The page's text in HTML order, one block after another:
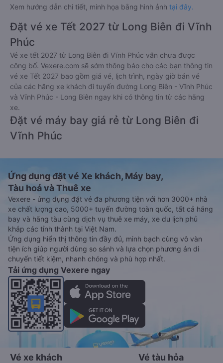
Xem hướng dẫn chi tiết, minh họa bằng hình ảnh tại đây.
Đặt vé xe Tết 2027 từ Long Biên đi Vĩnh
Phúc
Vé xe tết 2027 từ Long Biên đi Vĩnh Phúc vẫn chưa được
công bố. Vexere.com sẽ sớm thông báo cho các bạn thông tin
vé xe Tết 2027 bao gồm giá vé, lịch trình, ngày giờ bán vé
của các hãng xe khách đi tuyến đường Long Biên - Vĩnh Phúc
và Vĩnh Phúc - Long Biên ngay khi có thông tin từ các hãng
xe.
Đặt vé máy bay giá rẻ từ Long Biên đi
Vĩnh Phúc
Ứng dụng đặt vé Xe khách, Máy bay,
Tàu hoả và Thuê xe
Vexere - ứng dụng đặt vé đa phương tiện với hơn 3000+ nhà
xe chất lượng cao, 5000+ tuyến đường toàn quốc, tất cả hãng
bay và hãng tàu cùng dịch vụ thuê xe máy, xe du lịch phủ
khắp các tỉnh thành tại Việt Nam.
Ứng dụng hiển thị thông tin đầy đủ, minh bạch cùng vô vàn
tiện ích giúp người dùng so sánh và lựa chọn phương án di
chuyển tiết kiệm, nhanh chóng và phù hợp nhất.
Tải ứng dụng Vexere ngay
Vé xe khách Vé tàu hỏa